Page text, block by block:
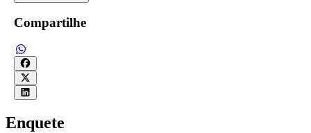
Compartilhe
Enquete